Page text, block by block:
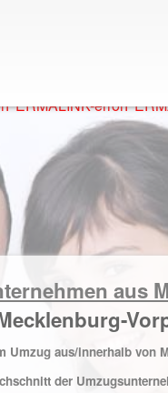
PERMALINK-error
aus
Umzug aus/innerhalb von
der